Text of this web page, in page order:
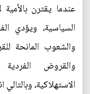
عندما يقترن
السياسية، ويؤدي
والشعوب المانحة
والقروض
الاستهلاكية،